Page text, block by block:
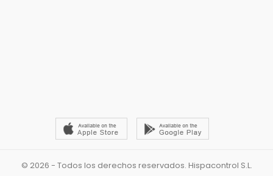
© 2026 - Todos los derechos reservados. Hispacontrol S.L.